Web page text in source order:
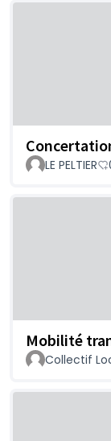
LE PELTIER
Mobilité
Collectif